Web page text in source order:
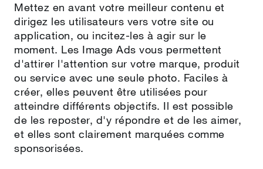
Mettez en avant votre meilleur contenu et
dirigez les utilisateurs vers votre site ou
application, ou incitez‑les à agir sur le
moment. Les Image Ads vous permettent
d'attirer l'attention sur votre marque, produit
ou service avec une seule photo. Faciles à
créer, elles peuvent être utilisées pour
atteindre différents objectifs. Il est possible
de les reposter, d'y répondre et de les aimer,
et elles sont clairement marquées comme
sponsorisées.